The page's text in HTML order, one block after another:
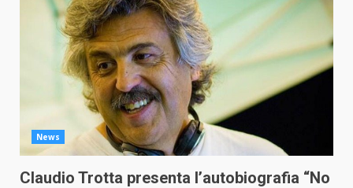
News
Claudio Trotta presenta l’autobiografia “No